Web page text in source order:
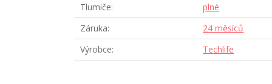
Tlumiče
plné
Záruka
24 měsíců
Výrobce
Techlife